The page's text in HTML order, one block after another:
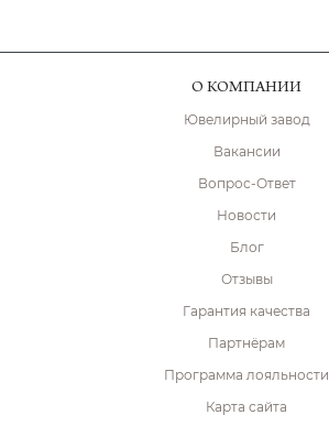
О КОМПАНИИ
Ювелирный завод
Вакансии
Вопрос-Ответ
Новости
Блог
Отзывы
Гарантия качества
Партнёрам
Программа лояльности
Карта сайта